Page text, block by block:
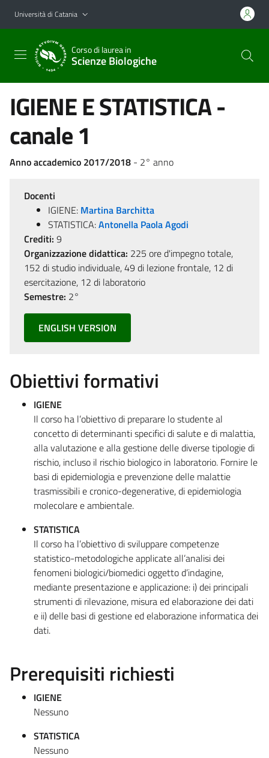
Vai al contenuto principale
Vai al menu di navigazione
Università di Catania
Corso di laurea in
Scienze Biologiche
IGIENE E STATISTICA -
canale 1
Anno accademico 2017/2018 - 2° anno
Docenti
IGIENE: Martina Barchitta
STATISTICA:Antonella Paola Agodi
Crediti: 9
Organizzazione didattica: 225 ore d'impegno totale,
152 di studio individuale, 49 di lezione frontale, 12 di
esercitazione, 12 di laboratorio
Semestre: 2°
ENGLISH VERSION
Obiettivi formativi
IGIENE
Il corso ha l’obiettivo di preparare lo studente al
concetto di determinanti specifici di salute e di malattia,
alla valutazione e alla gestione delle diverse tipologie di
rischio, incluso il rischio biologico in laboratorio. Fornire le
basi di epidemiologia e prevenzione delle malattie
trasmissibili e cronico-degenerative, di epidemiologia
molecolare e ambientale.
STATISTICA
Il corso ha l’obiettivo di sviluppare competenze
statistico-metodologiche applicate all’analisi dei
fenomeni biologici/biomedici oggetto d’indagine,
mediante presentazione e applicazione: i) dei principali
strumenti di rilevazione, misura ed elaborazione dei dati
e ii) delle basi di gestione ed elaborazione informatica dei
dati.
Prerequisiti richiesti
IGIENE
Nessuno
STATISTICA
Nessuno